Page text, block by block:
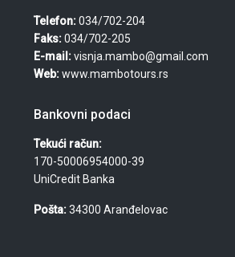
Telefon:034/702-204
Faks:034/702-205
E-mail:visnja.mambo@gmail.com
Web:www.mambotours.rs
Bankovni podaci
Tekući račun:
170-50006954000-39
UniCredit Banka
Pošta:34300 Aranđelovac